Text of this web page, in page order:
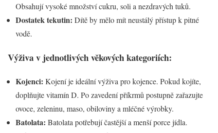
Obsahují vysoké množství cukru, soli a nezdravých tuků.
Dostatek tekutin: Dítě by mělo mít neustálý přístup k pitné
vodě.
Výživa v jednotlivých věkových kategoriích:
Kojenci: Kojení je ideální výživa pro kojence. Pokud kojíte,
doplňujte vitamín D. Po zavedení příkrmů postupně zařazujte
ovoce, zeleninu, maso, obiloviny a mléčné výrobky.
Batolata: Batolata potřebují častější a menší porce jídla.